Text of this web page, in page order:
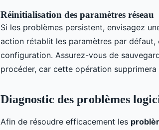
Réinitialisation des paramètres réseau
Si les problèmes persistent, envisagez
action rétablit les paramètres par
configuration. Assurez-vous de
procéder, car cette opération
Diagnostic des problèmes
Afin de résoudre efficacement les